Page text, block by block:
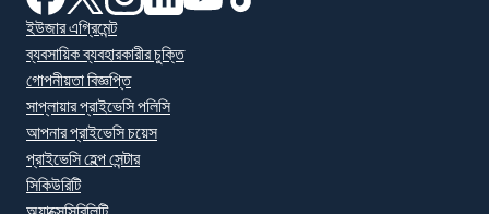
ইউজার এগ্রিমেন্ট
ব্যবসায়িক ব্যবহারকারীর চুক্তি
গোপনীয়তা বিজ্ঞপ্তি
সাপ্লায়ার প্রাইভেসি পলিসি
আপনার প্রাইভেসি চয়েস
প্রাইভেসি হেল্প সেন্টার
সিকিউরিটি